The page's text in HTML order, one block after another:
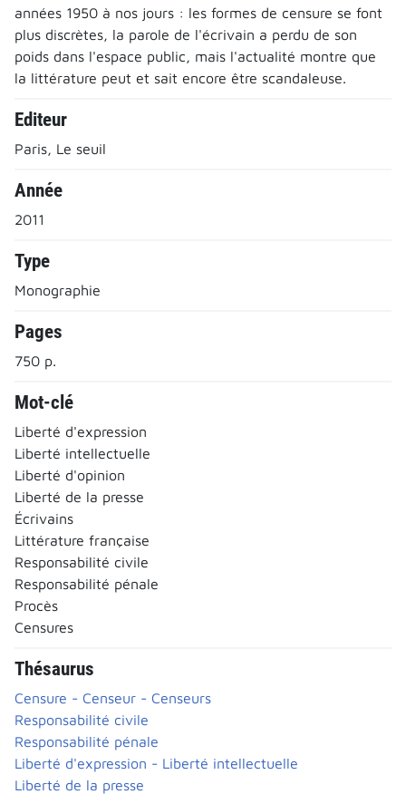
années 1950 à nos jours : les formes de censure se font
plus discrètes, la parole de l'écrivain a perdu de son
poids dans l'espace public, mais l'actualité montre que
la littérature peut et sait encore être scandaleuse.
Editeur
Paris, Le seuil
Année
2011
Type
Monographie
Pages
750 p.
Mot-clé
Liberté d'expression
Liberté intellectuelle
Liberté d'opinion
Liberté de la presse
Écrivains
Littérature française
Responsabilité civile
Responsabilité pénale
Procès
Censures
Thésaurus
Censure - Censeur - Censeurs
Responsabilité civile
Responsabilité pénale
Liberté d'expression - Liberté intellectuelle
Liberté de la presse